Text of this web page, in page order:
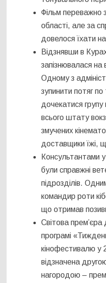
Фільм переважно
області, але за
довелося їхати
Відзнявши в
запізнювалася на
Одному з
зупинити потяг
дочекатися групу
всього штату
змучених
доставщики їжі,
Консультантами у
були справжні
підрозділів.
командир роти
що отримав
Світова
програмі
кінофестивалю у
відзначена
нагородою –